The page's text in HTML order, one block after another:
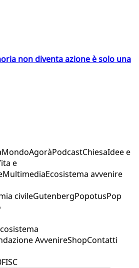
non diventa azione è solo una
MondoAgoràPodcastChiesaIdee e
e
MultimediaEcosistema avvenire
civileGutenbergPopotusPop
AvvenireShopContatti
FISC